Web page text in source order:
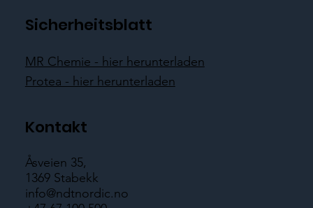
Sicherheitsblatt
MR Chemie - hier herunterladen
Protea - hier herunterladen
Kontakt
Åsveien 35,
1369 Stabekk
info@ndtnordic.no